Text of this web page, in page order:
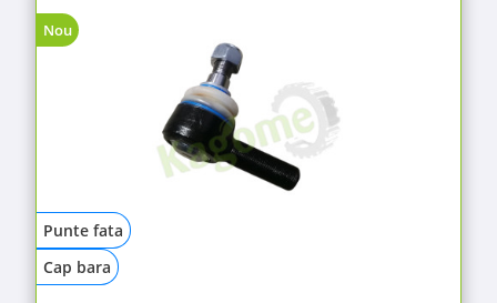
Nou
Punte fata
Cap bara